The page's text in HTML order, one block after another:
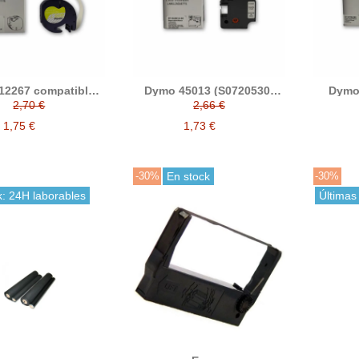
compatible
S0721530
2,70 €
1,75 €
Dymo 45013 (S0720530)
Cinta rotuladora
compatible
2,66 €
1,73 €
24H laborables
-30% En stock -30%